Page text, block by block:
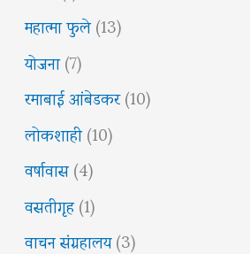
महात्मा फुले(13)
योजना(7)
रमाबाई आंबेडकर(10)
लोकशाही(10)
वर्षावास(4)
वसतीगृह(1)
वाचन संग्रहालय(3)